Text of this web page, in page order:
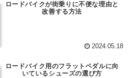
ロードバイクが街乗りに不便な理由と
改善する方法
2024.05.18
ロードバイク用のフラットペダルに向
いているシューズの選び方